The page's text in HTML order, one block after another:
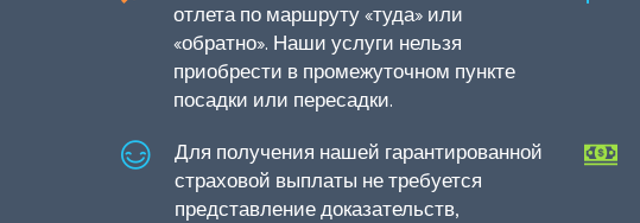
отлета по маршруту «туда» или
«обратно». Наши услуги нельзя
приобрести в промежуточном пункте
посадки или пересадки.
Для получения нашей гарантированной
страховой выплаты не требуется
представление доказательств,